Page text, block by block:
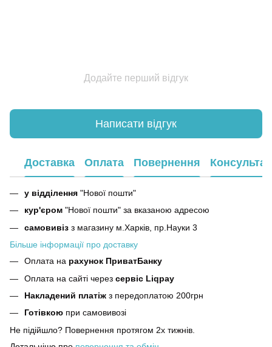
Додайте перший відгук
Написати відгук
Доставка Оплата Повернення
у відділення "Нової пошти"
кур'єром "Нової пошти" за вказаною адресою
самовивіз з магазину м.Харків, пр.Науки 3
Більше інформації про доставку
Оплата на рахунок ПриватБанку
Оплата на сайті через сервіс Liqpay
Накладений платіж з передоплатою 200грн
Готівкою при самовивозі
Не підійшло? Повернення протягом 2х тижнів.